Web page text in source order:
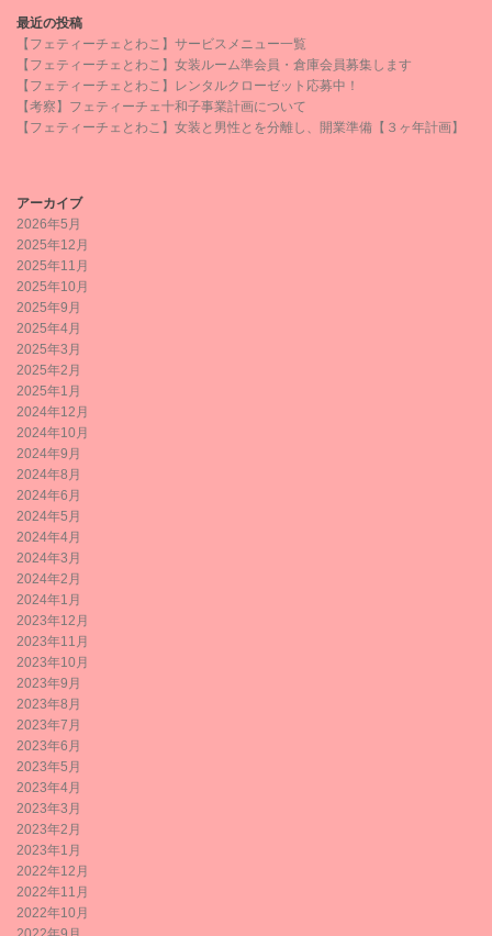
最近の投稿
【フェティーチェとわこ】サービスメニュー一覧
【フェティーチェとわこ】女装ルーム準会員・倉庫会員募集します
【フェティーチェとわこ】レンタルクローゼット応募中！
【考察】フェティーチェ十和子事業計画について
【フェティーチェとわこ】女装と男性とを分離し、開業準備【３ヶ年計画】
アーカイブ
2026年5月
2025年12月
2025年11月
2025年10月
2025年9月
2025年4月
2025年3月
2025年2月
2025年1月
2024年12月
2024年10月
2024年9月
2024年8月
2024年6月
2024年5月
2024年4月
2024年3月
2024年2月
2024年1月
2023年12月
2023年11月
2023年10月
2023年9月
2023年8月
2023年7月
2023年6月
2023年5月
2023年4月
2023年3月
2023年2月
2023年1月
2022年12月
2022年11月
2022年10月